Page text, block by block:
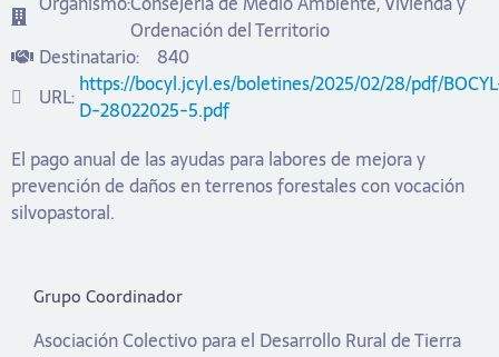
Ordenación del Territorio
Destinatario: 840
URL:https://bocyl.jcyl.es/boletines/2025/02/28/pdf/
D-28022025-5.pdf
El pago anual de las ayudas para labores de mejora y
prevención de daños en terrenos forestales con vocación
silvopastoral.
Grupo Coordinador
Asociación Colectivo para el Desarrollo Rural de Tierra